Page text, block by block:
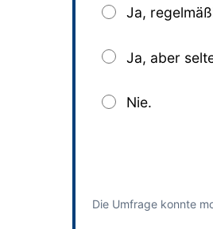
Ja,
Ja, aber
Nie.
Die Umfrage konnte